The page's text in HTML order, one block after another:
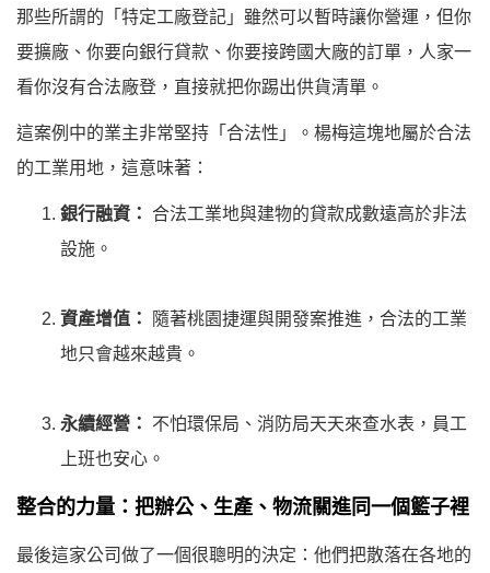
那些所謂的「特定工廠登記」雖然可以暫時讓你營運，但你
要擴廠、你要向銀行貸款、你要接跨國大廠的訂單，人家一
看你沒有合法廠登，直接就把你踢出供貨清單。
這案例中的業主非常堅持「合法性」。楊梅這塊地屬於合法
的工業用地，這意味著：
銀行融資： 合法工業地與建物的貸款成數遠高於非法
設施。
資產增值：
隨著桃園捷運與開發案推進，合法的工業
地只會越來越貴。
永續經營：
不怕環保局、消防局天天來查水表，員工
上班也安心。
整合的力量：把辦公、生產、物流關進同一個籃子裡
最後這家公司做了一個很聰明的決定：他們把散落在各地的